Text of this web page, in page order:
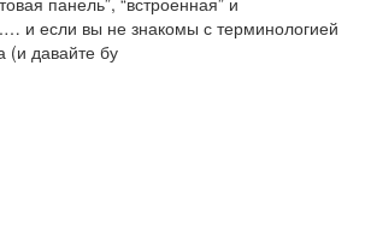
и если вы не знакомы с терминологией
(и давайте бу